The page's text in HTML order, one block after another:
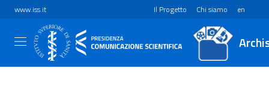
www.iss.it Il Progetto Chi siamo en